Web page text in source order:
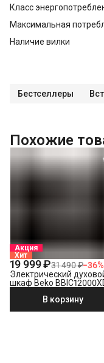
Класс
Максимальная
Наличие вилки
Бестселлеры
Похожие
Акция
Хит
19 999 ₽31 490 ₽−36%
Электрический
шкаф Beko
В корзину